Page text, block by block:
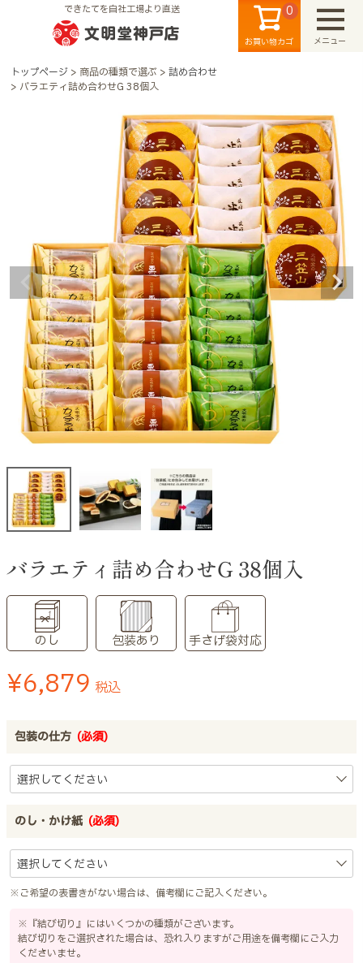
できたてを自社工場より直送
お買い物カゴ
0
メニュー
検索
トップページ 商品の種類で選ぶ
詰め合わせ
バラエティ詰め合わせG 38個入
バラエティ詰め合わせG 38個入
のし 包装あり 手さげ袋対応
¥6,879 税込
包装の仕方 (必須)
のし・かけ紙 (必須)
※ご希望の表書きがない場合は、備考欄にご記入ください。
※『結び切り』にはいくつかの種類がございます。
結び切りをご選択された場合は、恐れ入りますがご用途を備考欄にご入力
くださいませ。